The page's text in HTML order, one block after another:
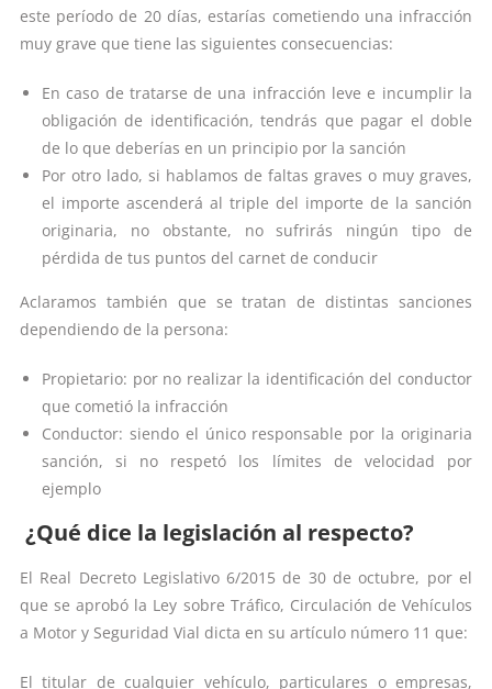
este período de 20 días, estarías cometiendo una infracción
muy grave que tiene las siguientes consecuencias:
En caso de tratarse de una infracción leve e incumplir la
obligación de identificación, tendrás que pagar el doble
de lo que deberías en un principio por la sanción
Por otro lado, si hablamos de faltas graves o muy graves,
el importe ascenderá al triple del importe de la sanción
originaria, no obstante, no sufrirás ningún tipo de
pérdida de tus puntos del carnet de conducir
Aclaramos también que se tratan de distintas sanciones
dependiendo de la persona:
Propietario: por no realizar la identificación del conductor
que cometió la infracción
Conductor: siendo el único responsable por la originaria
sanción, si no respetó los límites de velocidad por
ejemplo
¿Qué dice la legislación al respecto?
El Real Decreto Legislativo 6/2015 de 30 de octubre, por el
que se aprobó la Ley sobre Tráfico, Circulación de Vehículos
a Motor y Seguridad Vial dicta en su artículo número 11 que:
El titular de cualquier vehículo, particulares o empresas,